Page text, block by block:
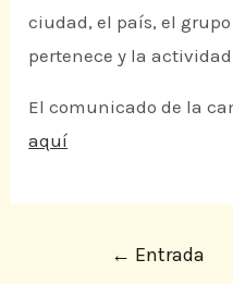
ciudad, el país, el
pertenece y la
El comunicado de la
aquí
← Entrada